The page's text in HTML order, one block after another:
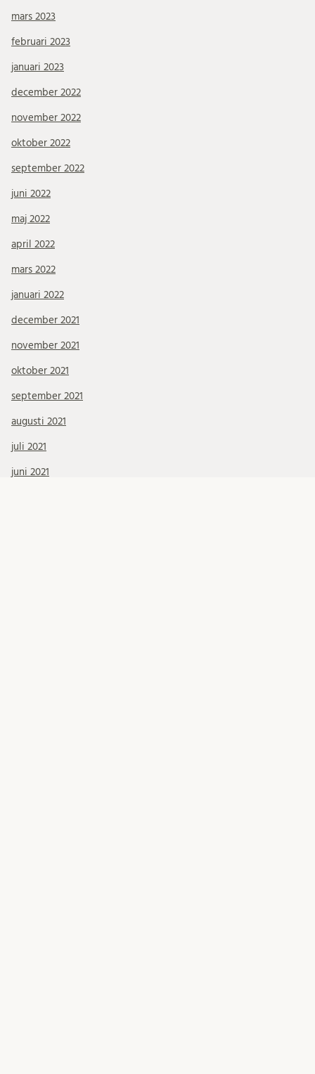
mars 2023
februari 2023
januari 2023
december 2022
november 2022
oktober 2022
september 2022
juni 2022
maj 2022
april 2022
mars 2022
januari 2022
december 2021
november 2021
oktober 2021
september 2021
augusti 2021
juli 2021
juni 2021